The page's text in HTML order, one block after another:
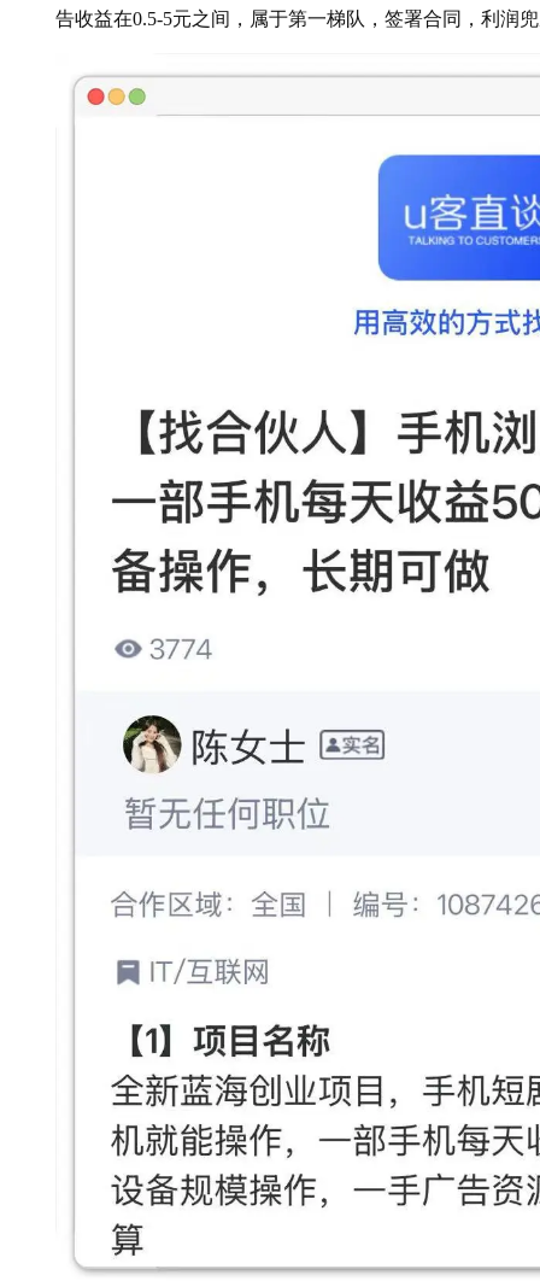
告收益在0.5-5元之间，属于第一梯队，签署合同，利润